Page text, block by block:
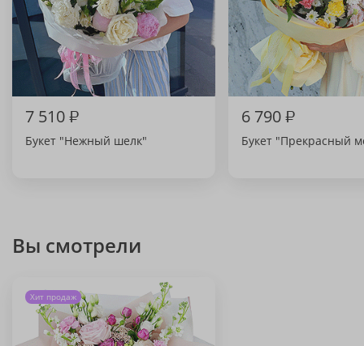
7 510₽
Букет "Нежный шелк"
6 790₽
Букет "Прекрасный
Вы смотрели
Хит продаж